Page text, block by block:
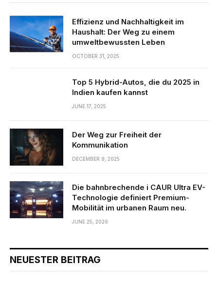
Effizienz und Nachhaltigkeit im
Haushalt: Der Weg zu einem
umweltbewussten Leben
OCTOBER 31, 2025
Top 5 Hybrid-Autos, die du 2025 in
Indien kaufen kannst
JUNE 17, 2025
Der Weg zur Freiheit der
Kommunikation
DECEMBER 9, 2025
Die bahnbrechende i CAUR Ultra EV-
Technologie definiert Premium-
Mobilität im urbanen Raum neu.
JUNE 25, 2026
NEUESTER BEITRAG